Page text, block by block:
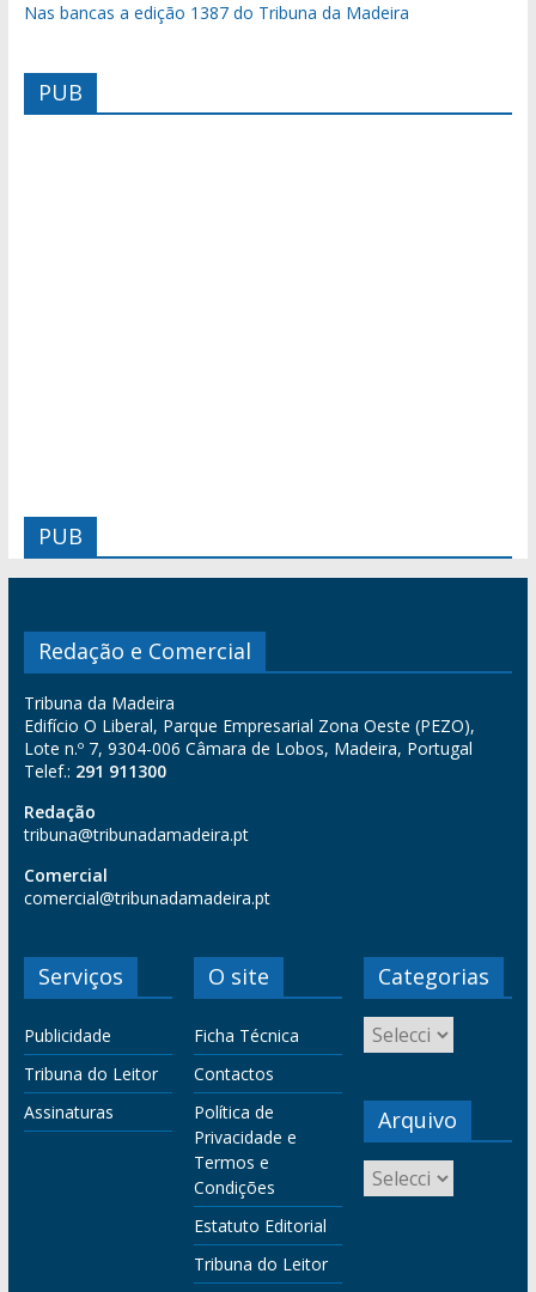
Nas bancas a edição 1387 do Tribuna da Madeira
PUB
PUB
Redação e Comercial
Tribuna da Madeira
Edifício O Liberal, Parque Empresarial Zona Oeste (PEZO),
Lote n.º 7, 9304-006 Câmara de Lobos, Madeira, Portugal
Telef.: 291 911300
Redação
tribuna@tribunadamadeira.pt
Comercial
comercial@tribunadamadeira.pt
Serviços
Publicidade
Tribuna do Leitor
Assinaturas
O site
Ficha Técnica
Contactos
Política de
Privacidade e
Termos e
Condições
Estatuto Editorial
Tribuna do Leitor
Categorias
Arquivo